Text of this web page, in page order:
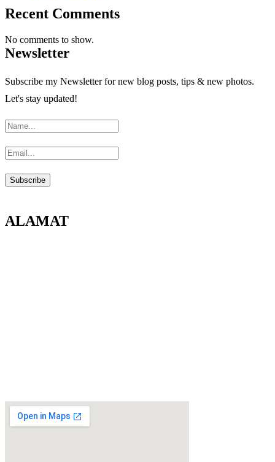
Recent Comments
No comments to show.
Newsletter
Subscribe my Newsletter for new blog posts, tips & new photos.
Let's stay updated!
ALAMAT